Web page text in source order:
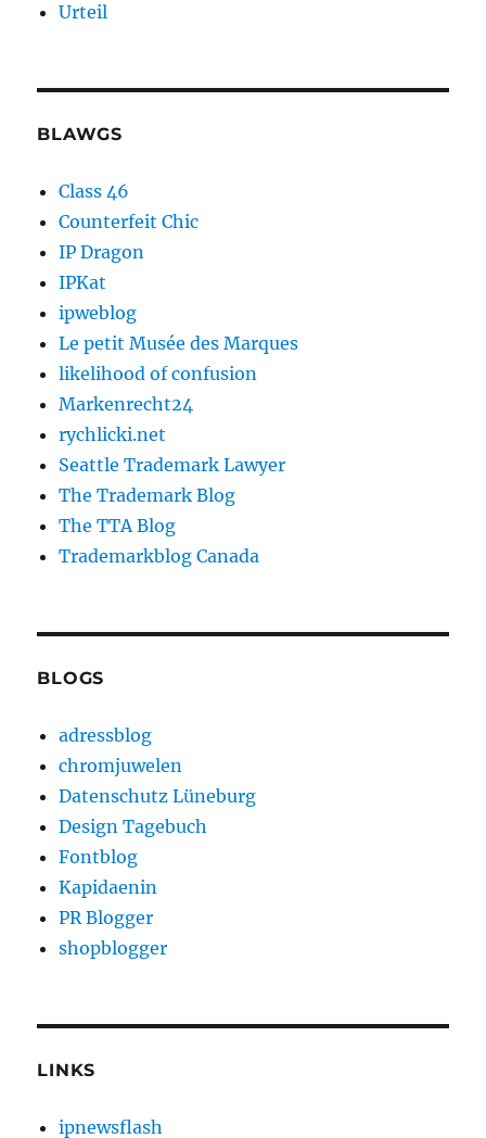
Urteil
BLAWGS
Class 46
Counterfeit Chic
IP Dragon
IPKat
ipweblog
Le petit Musée des Marques
likelihood of confusion
Markenrecht24
rychlicki.net
Seattle Trademark Lawyer
The Trademark Blog
The TTA Blog
Trademarkblog Canada
BLOGS
adressblog
chromjuwelen
Datenschutz Lüneburg
Design Tagebuch
Fontblog
Kapidaenin
PR Blogger
shopblogger
LINKS
ipnewsflash